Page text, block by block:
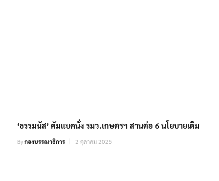
‘ธรรมนัส’ คัมแบคนั่ง รมว.เกษตรฯ สานต่อ 6 นโยบายเดิม
Byกองบรรณาธิการ 2 ตุลาคม 2025